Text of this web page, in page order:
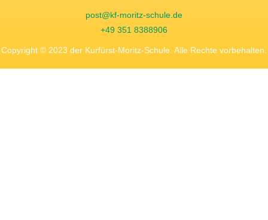
post@kf-moritz-schule.de
+49 351 8388906
Copyright © 2023 der Kurfürst-Moritz-Schule. Alle Rechte vorbehalten.